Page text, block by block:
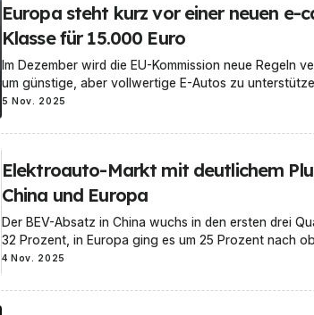
Europa steht kurz vor einer neuen e-
Klasse für 15.000 Euro
Im Dezember wird die EU-Kommission neue Regeln
um günstige, aber vollwertige E-Autos zu
5 Nov. 2025
Elektroauto-Markt mit deutlichem
China und Europa
Der BEV-Absatz in China wuchs in den ersten drei
32 Prozent, in Europa ging es um 25 Prozent nach
4 Nov. 2025